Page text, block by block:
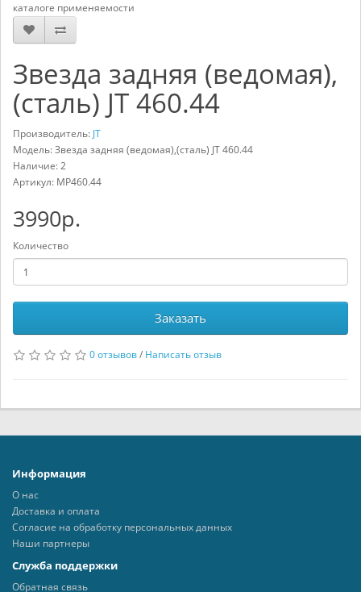
каталоге применяемости
Звезда задняя (ведомая),
(сталь) JT 460.44
Производитель: JT
Модель: Звезда задняя (ведомая),(сталь) JT 460.44
Наличие: 2
Артикул: MP460.44
3990р.
Количество
Заказать
0 отзывов/ Написать отзыв
Информация
О нас
Доставка и оплата
Согласие на обработку персональных данных
Наши партнеры
Служба поддержки
Обратная связь